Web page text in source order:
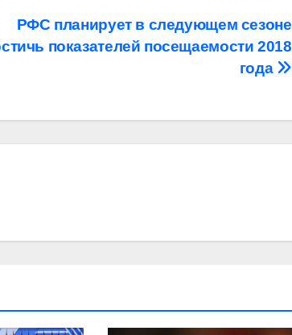
РФС планирует в следующем сезоне
показателей посещаемости 2018
года